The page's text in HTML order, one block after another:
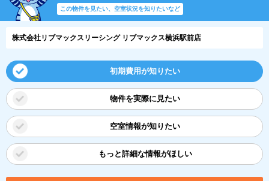
この物件を見たい、空室状況を知りたいなど
株式会社リブマックスリーシング リブマックス横浜駅前店
初期費用が知りたい
物件を実際に見たい
空室情報が知りたい
もっと詳細な情報がほしい